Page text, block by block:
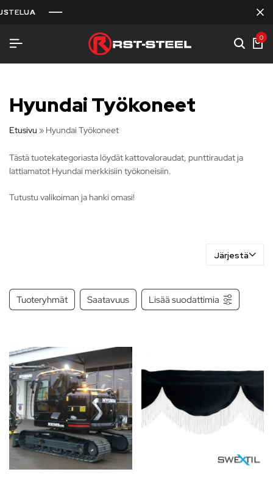
0
Hyundai Työkoneet
Etusivu » Hyundai Työkoneet
Tästä tuotekategoriasta löydät kattovaloraudat, punttiraudat ja
lattiamatot Hyundai merkkisiin työkoneisiin.
Tutustu valikoiman ja hanki omasi!
Järjestä
Tuoteryhmät Saatavuus Lisää suodattimia